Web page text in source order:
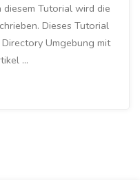
Tutorial wird die
Dieses Tutorial
Umgebung mit
…